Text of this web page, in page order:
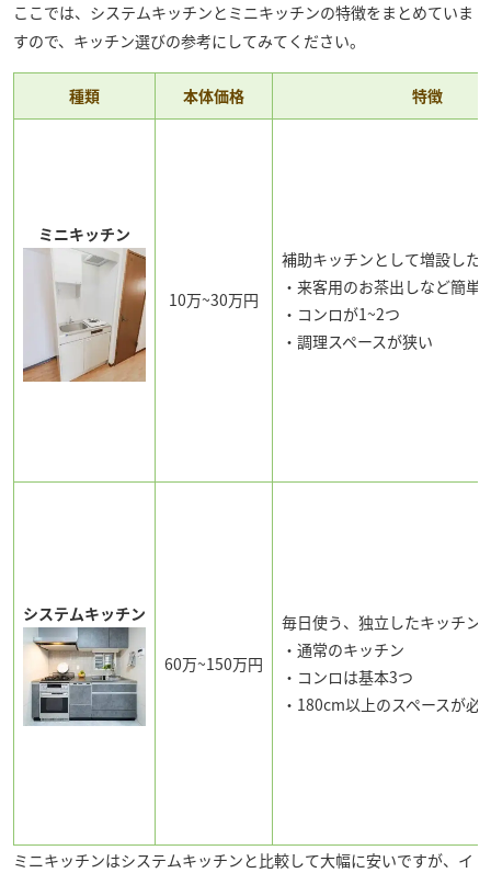
ここでは、システムキッチンとミニキッチンの特徴をまとめていま
すので、キッチン選びの参考にしてみてください。
種類 本体価格 特徴
ミニキッチン
10万~30万円
補助キッチンとして増設した
・来客用のお茶出しなど簡単
・コンロが1~2つ
・調理スペースが狭い
システムキッチン
60万~150万円
毎日使う、独立したキッチン
・通常のキッチン
・コンロは基本3つ
・180cm以上のスペースが必
ミニキッチンはシステムキッチンと比較して大幅に安いですが、イ